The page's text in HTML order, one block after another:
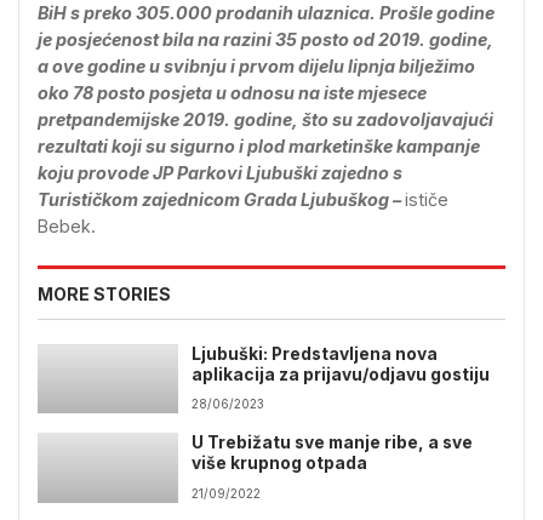
BiH s preko 305.000 prodanih ulaznica. Prošle godine
je posjećenost bila na razini 35 posto od 2019. godine,
a ove godine u svibnju i prvom dijelu lipnja bilježimo
oko 78 posto posjeta u odnosu na iste mjesece
pretpandemijske 2019. godine, što su zadovoljavajući
rezultati koji su sigurno i plod marketinške kampanje
koju provode JP Parkovi Ljubuški zajedno s
Turističkom zajednicom Grada Ljubuškog –ističe
Bebek.
MORE STORIES
Ljubuški: Predstavljena nova
aplikacija za prijavu/odjavu gostiju
28/06/2023
U Trebižatu sve manje ribe, a sve
više krupnog otpada
21/09/2022